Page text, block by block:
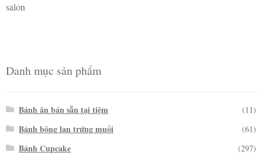
salon
Danh mục sản phẩm
Bánh ăn bán sẵn tại tiệm (11)
Bánh bông lan trứng muối (61)
Bánh Cupcake (297)